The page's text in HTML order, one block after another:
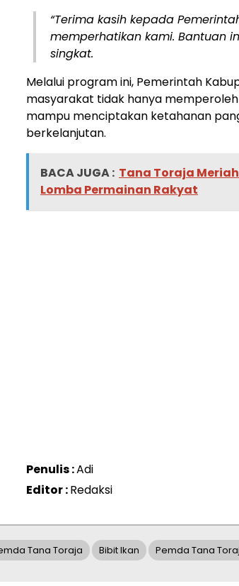
“Terima kasih kepada
memperhatikan kami. Bantuan
singkat.
Melalui program ini, Pemerintah
masyarakat tidak hanya
mampu menciptakan ketahanan
berkelanjutan.
BACA JUGA : Tana Toraja
Lomba Permainan Rakyat
Penulis :Adi
Editor :Redaksi
Tana Toraja Bibit Ikan Pemda Tana